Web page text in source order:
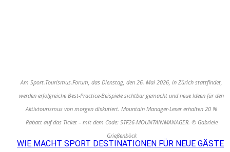
Am Sport.Tourismus.Forum, das Dienstag, den 26. Mai 2026, in Zürich stattfindet,
werden erfolgreiche Best-Practice-Beispiele sichtbar gemacht und neue Ideen für den
Aktivtourismus von morgen diskutiert. Mountain Manager-Leser erhalten 20 %
Rabatt auf das Ticket – mit dem Code: STF26-MOUNTAINMANAGER. © Gabriele
Grießenböck
WIE MACHT SPORT DESTINATIONEN FÜR NEUE GÄSTE